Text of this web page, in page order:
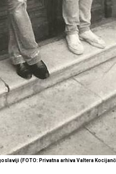
(FOTO: Privatna arhiva Valtera